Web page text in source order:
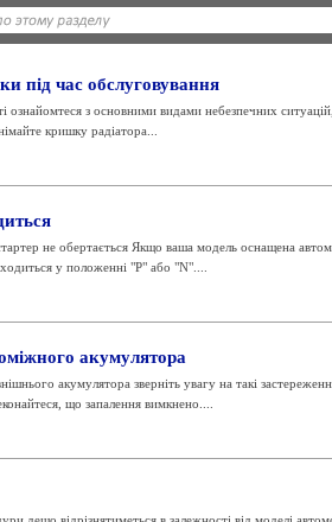
під час обслуговування
ознайомтеся з основними видами небезпечних
кришку радіатора...
не обертається Якщо ваша модель оснащена
у положенні "Р" або "N"....
акумулятора
акумулятора зверніть увагу на такі
що запалення вимкнено....